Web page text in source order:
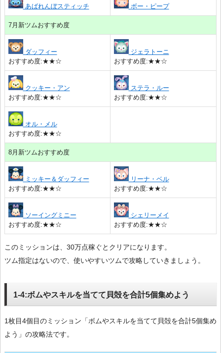
あばれんぼスティッチ ボー・ピープ
7月新ツムおすすめ度
ダッフィー
おすすめ度:★★☆
ジェラトーニ
おすすめ度:★★☆
クッキー・アン
おすすめ度:★★☆
ステラ・ルー
おすすめ度:★★☆
オル・メル
おすすめ度:★★☆
8月新ツムおすすめ度
ミッキー＆ダッフィー
おすすめ度:★★☆
リーナ・ベル
おすすめ度:★★☆
ソーイングミニー
おすすめ度:★★☆
シェリーメイ
おすすめ度:★★☆
このミッションは、30万点稼ぐとクリアになります。
ツム指定はないので、使いやすいツムで攻略していきましょう。
1-4:ボムやスキルを当てて貝殻を合計5個集めよう
1枚目4個目のミッション「ボムやスキルを当てて貝殻を合計5個集め
よう」の攻略法です。